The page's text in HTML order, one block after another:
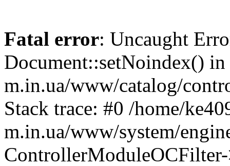
Fatal error: Uncaught
Document::setNoindex()
m.in.ua/www/catalog/
Stack trace: #0 /home/
m.in.ua/www/system/